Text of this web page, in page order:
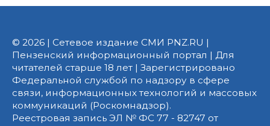
© 2026 | Сетевое издание СМИ PNZ.RU |
Пензенский информационный портал | Для
читателей старше 18 лет | Зарегистрировано
Федеральной службой по надзору в сфере
связи, информационных технологий и массовых
коммуникаций (Роскомнадзор).
Реестровая запись ЭЛ № ФС 77 - 82747 от